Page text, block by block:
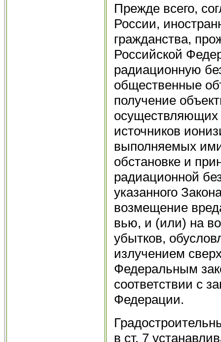
Прежде всего,
России,
гражданства,
Российской
радиационную
общественные
получение
осуществ­ляющих
источников
выполняемых
обстановке и
радиационной
указанного
возмещение
вью, и (или) на
убытков,
излучением
Федеральным
соответствии с
Федерации.
в ст. 7